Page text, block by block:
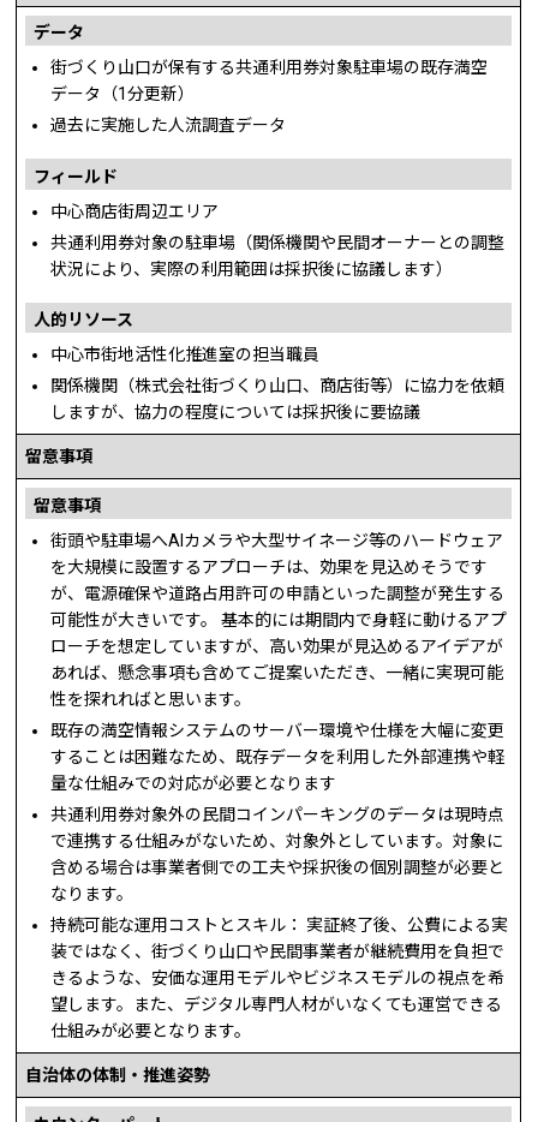
データ
街づくり山口が保有する共通利用券対象駐車場の既存満空
データ（1分更新）
過去に実施した人流調査データ
フィールド
中心商店街周辺エリア
共通利用券対象の駐車場（関係機関や民間オーナーとの調整
状況により、実際の利用範囲は採択後に協議します）
人的リソース
中心市街地活性化推進室の担当職員
関係機関（株式会社街づくり山口、商店街等）に協力を依頼
しますが、協力の程度については採択後に要協議
留意事項
留意事項
街頭や駐車場へAIカメラや大型サイネージ等のハードウェア
を大規模に設置するアプローチは、効果を見込めそうです
が、電源確保や道路占用許可の申請といった調整が発生する
可能性が大きいです。 基本的には期間内で身軽に動けるアプ
ローチを想定していますが、高い効果が見込めるアイデアが
あれば、懸念事項も含めてご提案いただき、一緒に実現可能
性を探れればと思います。
既存の満空情報システムのサーバー環境や仕様を大幅に変更
することは困難なため、既存データを利用した外部連携や軽
量な仕組みでの対応が必要となります
共通利用券対象外の民間コインパーキングのデータは現時点
で連携する仕組みがないため、対象外としています。対象に
含める場合は事業者側での工夫や採択後の個別調整が必要と
なります。
持続可能な運用コストとスキル： 実証終了後、公費による実
装ではなく、街づくり山口や民間事業者が継続費用を負担で
きるような、安価な運用モデルやビジネスモデルの視点を希
望します。また、デジタル専門人材がいなくても運営できる
仕組みが必要となります。
自治体の体制・推進姿勢